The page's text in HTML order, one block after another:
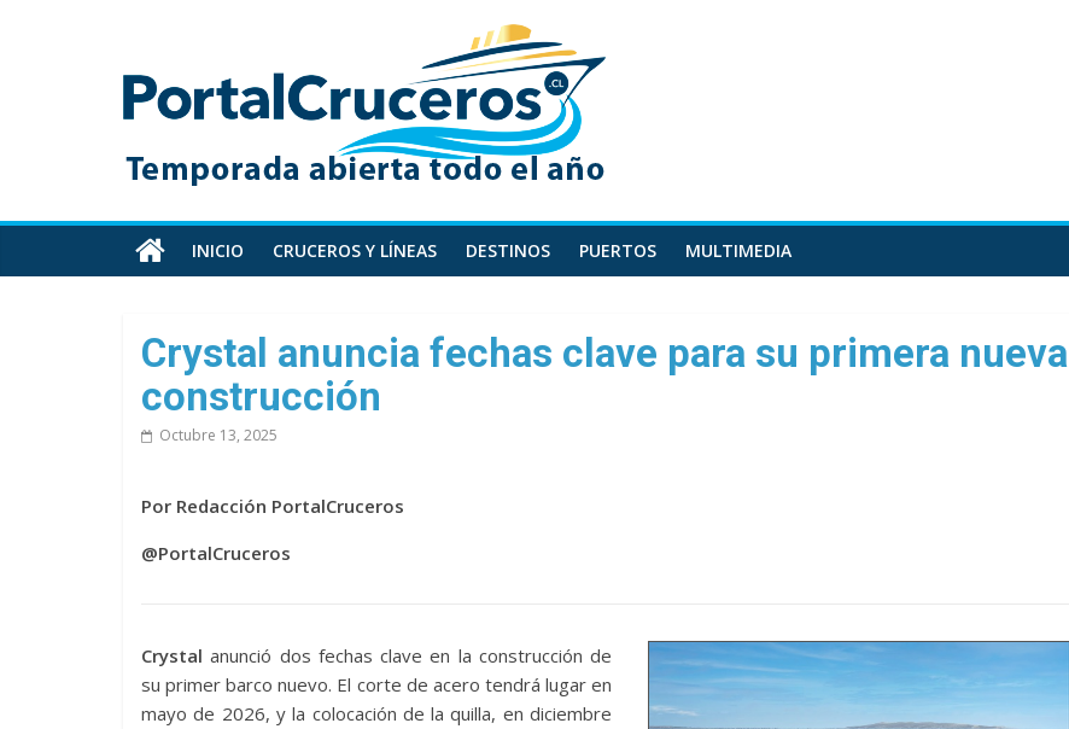
PortalCruceros
Toda
información
cruceros
en
un
sitio
INICIO CRUCEROS Y LÍNEAS DESTINOS PUERTOS MULTIMEDIA
Crystal anuncia fechas clave para su primera nueva
construcción
Octubre 13, 2025
Por Redacción PortalCruceros
@PortalCruceros
Crystal anunció dos fechas clave en la construcción de
su primer barco nuevo. El corte de acero tendrá lugar en
mayo de 2026, y la colocación de la quilla, en diciembre